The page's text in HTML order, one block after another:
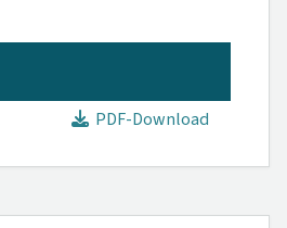
PDF-Download